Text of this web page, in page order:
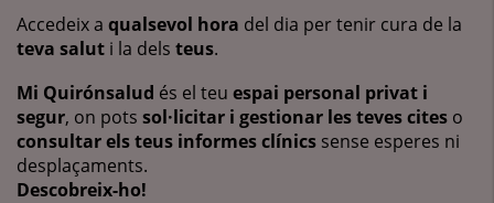
Accedeix a qualsevol hora del dia per tenir cura de la
teva salut i la dels teus.
Mi Quirónsalud és el teu espai personal privat i
segur, on pots sol·licitar i gestionar les teves cites o
consultar els teus informes clínics sense esperes ni
desplaçaments.
Descobreix-ho!